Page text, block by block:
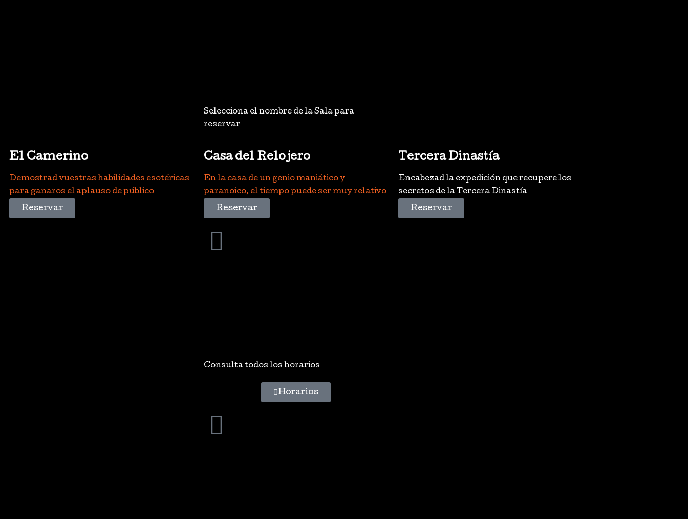
Selecciona el nombre de la Sala para
reservar
El Camerino
Demostrad vuestras habilidades esotéricas
para ganaros el aplauso de público
Reservar
Casa del Relojero
En la casa de un genio maniático y
paranoico, el tiempo puede ser muy relativo
Reservar
Tercera Dinastía
Encabezad la expedición que recupere los
secretos de la Tercera Dinastía
Reservar
Consulta todos los horarios
Horarios